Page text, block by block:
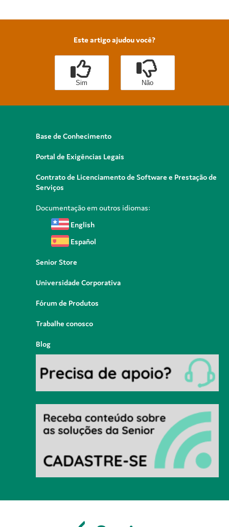
Este artigo ajudou você?
Sim Não
Base de Conhecimento
Portal de Exigências Legais
Contrato de Licenciamento de Software e Prestação de
Serviços
Documentação em outros idiomas:
English
Español
Senior Store
Universidade Corporativa
Fórum de Produtos
Trabalhe conosco
Blog